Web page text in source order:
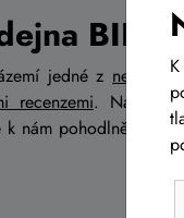
BIKE-
jedné z
recenzemi. Najdete
k nám pohodlně